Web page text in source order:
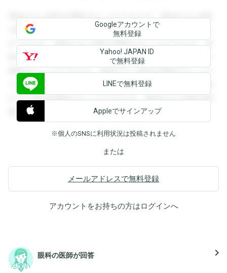
登録すると回答を閲覧することができます。登録すると回答
を閲覧することができます。登録すると回答を閲覧すること
ができます。登録すると回答を閲覧することができます。登
録すると回答を閲覧することができます。登録すると回答を
閲覧することができます。登録すると回答を閲覧することが
できます。登録すると回答を閲覧することができます。登録
すると回答を閲覧することができます。登録すると回答を閲
覧することができます。
Googleアカウントで
無料登録
Yahoo! JAPAN ID
で無料登録
LINEで無料登録
Appleでサインアップ
※個人のSNSに利用状況は投稿されません
または
メールアドレスで無料登録
アカウントをお持ちの方はログインへ
眼科の医師が回答 navigate_next